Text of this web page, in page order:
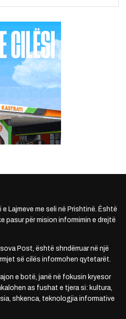
Lajmeve me seli në Prishtinë. Është
pasur për mision informimin e drejtë
Post, është shndërruar në një
së cilës informohen qytetarët.
e botë, janë në fokusin kryesor
as fushat e tjera si: kultura,
shkenca, teknologjia informative